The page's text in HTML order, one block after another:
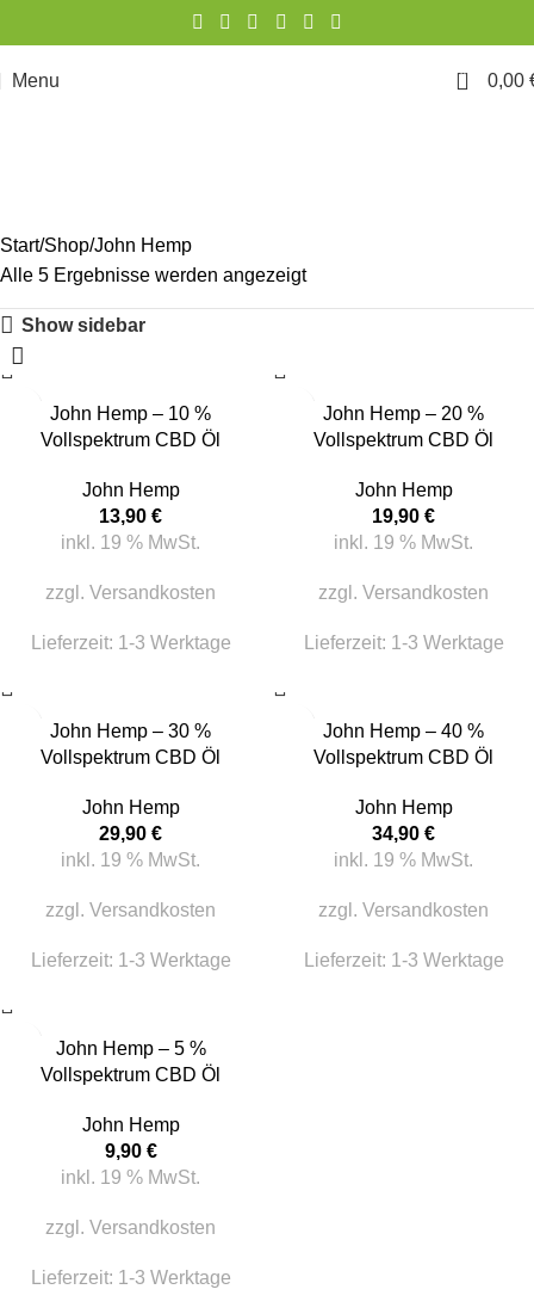
Menu 0 0,00
Start Shop John Hemp
Alle 5 Ergebnisse werden angezeigt
Show sidebar
John Hemp – 10 %
Vollspektrum CBD Öl
John Hemp
13,90 €
inkl. 19 % MwSt.
zzgl. Versandkosten
Lieferzeit: 1-3 Werktage
John Hemp – 20 %
Vollspektrum CBD Öl
John Hemp
19,90 €
inkl. 19 % MwSt.
zzgl. Versandkosten
Lieferzeit: 1-3 Werktage
John Hemp – 30 %
Vollspektrum CBD Öl
John Hemp
29,90 €
inkl. 19 % MwSt.
zzgl. Versandkosten
Lieferzeit: 1-3 Werktage
John Hemp – 40 %
Vollspektrum CBD Öl
John Hemp
34,90 €
inkl. 19 % MwSt.
zzgl. Versandkosten
Lieferzeit: 1-3 Werktage
John Hemp – 5 %
Vollspektrum CBD Öl
John Hemp
9,90 €
inkl. 19 % MwSt.
zzgl. Versandkosten
Lieferzeit: 1-3 Werktage